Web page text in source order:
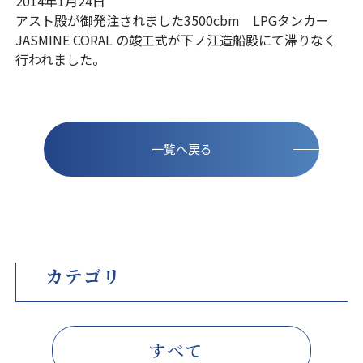
アスト殿が御発注されました3500cbm LPGタンカー
JASMINE CORAL の竣工式が下ノ江造船殿にて滞りなく
行われました。
一覧へ戻る
カテゴリ
すべて